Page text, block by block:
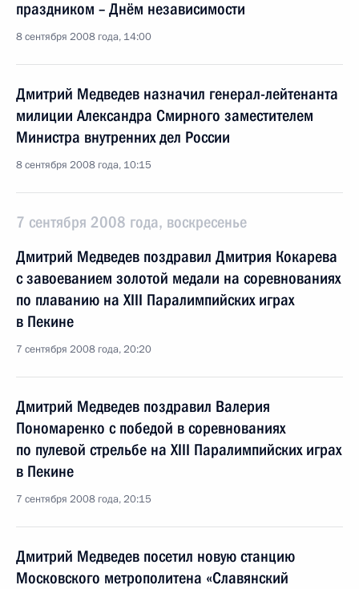
праздником – Днём независимости
8 сентября 2008 года, 14:00
Дмитрий Медведев назначил генерал-лейтенанта
милиции Александра Смирного заместителем
Министра внутренних дел России
8 сентября 2008 года, 10:15
7 сентября 2008 года, воскресенье
Дмитрий Медведев поздравил Дмитрия Кокарева
с завоеванием золотой медали на соревнованиях
по плаванию на XIII Паралимпийских играх
в Пекине
7 сентября 2008 года, 20:20
Дмитрий Медведев поздравил Валерия
Пономаренко с победой в соревнованиях
по пулевой стрельбе на XIII Паралимпийских играх
в Пекине
7 сентября 2008 года, 20:15
Дмитрий Медведев посетил новую станцию
Московского метрополитена «Славянский